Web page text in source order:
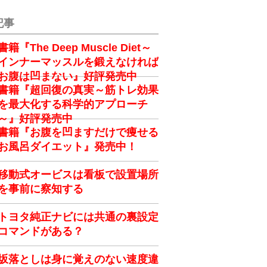
事
籍『The Deep Muscle Diet～
ンナーマッスルを鍛えなければ
腹は凹まない』好評発売中
籍『超回復の真実～筋トレ効果
最大化する科学的アプローチ
』好評発売中
籍『お腹を凹ますだけで痩せる
風呂ダイエット』発売中！
動式オービスは看板で設置場所
事前に察知する
ヨタ純正ナビには共通の裏設定
マンドがある？
落としは身に覚えのない速度違